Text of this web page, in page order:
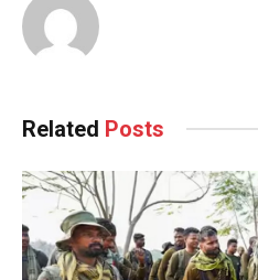
Related Posts